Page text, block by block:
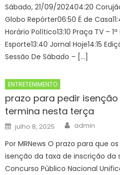
Sábado, 21/09/202404:20
Globo Repórter06:50 É de
Horário Político13:10 Praça TV –
Esporte13:40 Jornal Hoje14:15
Sessão De Sábado – […]
ENTRETENIMENTO
prazo para pedir
termina nesta terça
Posted
on
julho 8, 2025 Author
admin
Por MRNews O prazo para que
isenção da taxa de inscrição da
Concurso Público Nacional